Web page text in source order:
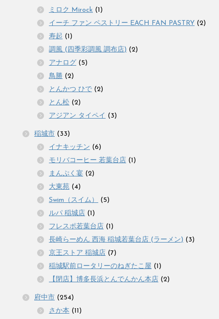
ミロク Mirock (1)
イーチ ファン ペストリー EACH FAN PASTRY (2)
寿起 (1)
調風 (四季彩調風 調布店) (2)
アナログ (5)
鳥勝 (2)
とんかつ ひで (2)
とん松 (2)
アジアン タイペイ (3)
稲城市 (33)
イナキッチン (6)
モリバコーヒー 若葉台店 (1)
まんぷく宴 (2)
大東苑 (4)
Swim（スイム）
(5)
ルパ 稲城店 (1)
フレスポ若葉台店 (1)
長崎らーめん 西海 稲城若葉台店 (ラーメン) (3)
京王ストア 稲城店 (7)
稲城駅前ロータリーのねぎたこ屋 (1)
【閉店】博多長浜とんでんかん本店 (2)
府中市 (254)
さか本 (11)